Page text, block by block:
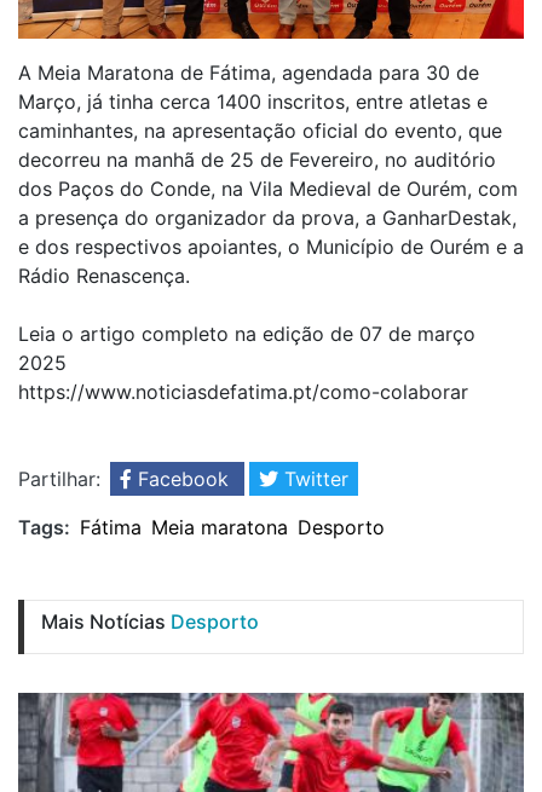
A Meia Maratona de Fátima, agendada para 30 de
Março, já tinha cerca 1400 inscritos, entre atletas e
caminhantes, na apresentação oficial do evento, que
decorreu na manhã de 25 de Fevereiro, no auditório
dos Paços do Conde, na Vila Medieval de Ourém, com
a presença do organizador da prova, a GanharDestak,
e dos respectivos apoiantes, o Município de Ourém e a
Rádio Renascença.
Leia o artigo completo na edição de 07 de março
2025
https://www.noticiasdefatima.pt/como-colaborar
Partilhar: Facebook
Twitter
Tags: Fátima Meia maratona Desporto
Mais Notícias Desporto